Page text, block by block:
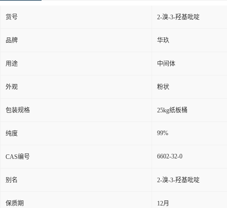
货号 2-溴-3-羟基吡啶
品牌 华玖
用途 中间体
外观 粉状
包装规格 25kg纸板桶
纯度 99%
CAS编号 6602-32-0
别名 2-溴-3-羟基吡啶
保质期 12月